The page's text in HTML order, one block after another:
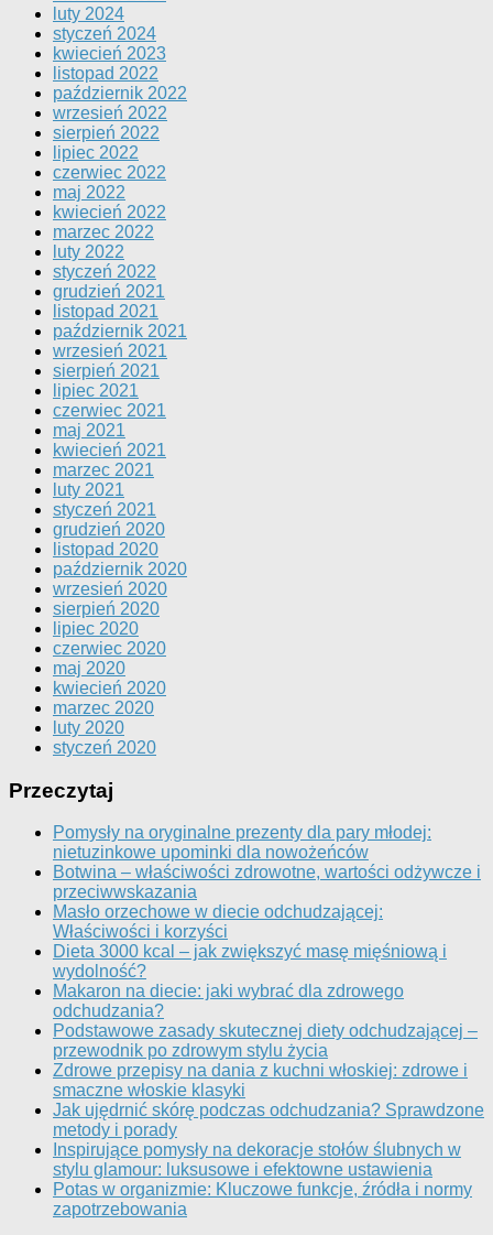
luty 2024
styczeń 2024
kwiecień 2023
listopad 2022
październik 2022
wrzesień 2022
sierpień 2022
lipiec 2022
czerwiec 2022
maj 2022
kwiecień 2022
marzec 2022
luty 2022
styczeń 2022
grudzień 2021
listopad 2021
październik 2021
wrzesień 2021
sierpień 2021
lipiec 2021
czerwiec 2021
maj 2021
kwiecień 2021
marzec 2021
luty 2021
styczeń 2021
grudzień 2020
listopad 2020
październik 2020
wrzesień 2020
sierpień 2020
lipiec 2020
czerwiec 2020
maj 2020
kwiecień 2020
marzec 2020
luty 2020
styczeń 2020
Przeczytaj
Pomysły na oryginalne prezenty dla pary młodej:
nietuzinkowe upominki dla nowożeńców
Botwina – właściwości zdrowotne, wartości odżywcze i
przeciwwskazania
Masło orzechowe w diecie odchudzającej:
Właściwości i korzyści
Dieta 3000 kcal – jak zwiększyć masę mięśniową i
wydolność?
Makaron na diecie: jaki wybrać dla zdrowego
odchudzania?
Podstawowe zasady skutecznej diety odchudzającej –
przewodnik po zdrowym stylu życia
Zdrowe przepisy na dania z kuchni włoskiej: zdrowe i
smaczne włoskie klasyki
Jak ujędrnić skórę podczas odchudzania? Sprawdzone
metody i porady
Inspirujące pomysły na dekoracje stołów ślubnych w
stylu glamour: luksusowe i efektowne ustawienia
Potas w organizmie: Kluczowe funkcje, źródła i normy
zapotrzebowania